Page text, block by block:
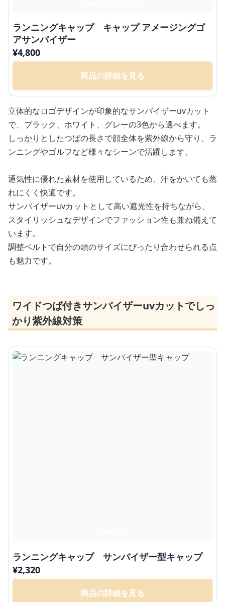
ランニングキャップ キャップ アメージングゴ
アサンバイザー
¥4,800
商品の詳細を見る
立体的なロゴデザインが印象的なサンバイザーuvカット
で、ブラック、ホワイト、グレーの3色から選べます。
しっかりとしたつばの長さで顔全体を紫外線から守り、ラ
ンニングやゴルフなど様々なシーンで活躍します。
通気性に優れた素材を使用しているため、汗をかいても蒸
れにくく快適です。
サンバイザーuvカットとして高い遮光性を持ちながら、
スタイリッシュなデザインでファッション性も兼ね備えて
います。
調整ベルトで自分の頭のサイズにぴったり合わせられる点
も魅力です。
ワイドつば付きサンバイザーuvカットでしっ
かり紫外線対策
ランニングキャップ サンバイザー型キャップ
¥2,320
商品の詳細を見る